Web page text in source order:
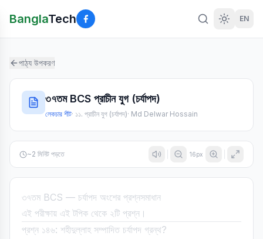
BanglaTech EN
পাঠ্য উপকরণ
৩৭তম BCS প্রাচীন যুগ (চর্যাপদ)
লেকচার শীট· ১১. প্রাচীন যুগ (চর্যাপদ)· Md Delwar Hossain
~2 মিনিট পড়তে 16px
৩৭তম BCS — চর্যাপদ অংশের প্রশ্নসমাধান
এই পরীক্ষায় এই টপিক থেকে ২টি প্রশ্ন।
প্রশ্ন ১৪৬: শহীদুল্লাহ সম্পাদিত চর্যাপদ গ্রন্থ?